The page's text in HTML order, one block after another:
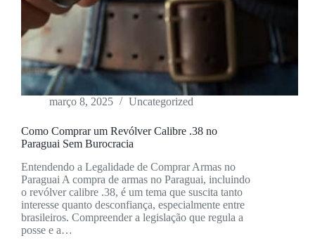
março 8, 2025 Uncategorized
Como Comprar um Revólver Calibre .38 no
Paraguai Sem Burocracia
Entendendo a Legalidade de Comprar Armas no
Paraguai A compra de armas no Paraguai, incluindo
o revólver calibre .38, é um tema que suscita tanto
interesse quanto desconfiança, especialmente entre
brasileiros. Compreender a legislação que regula a
posse e a…